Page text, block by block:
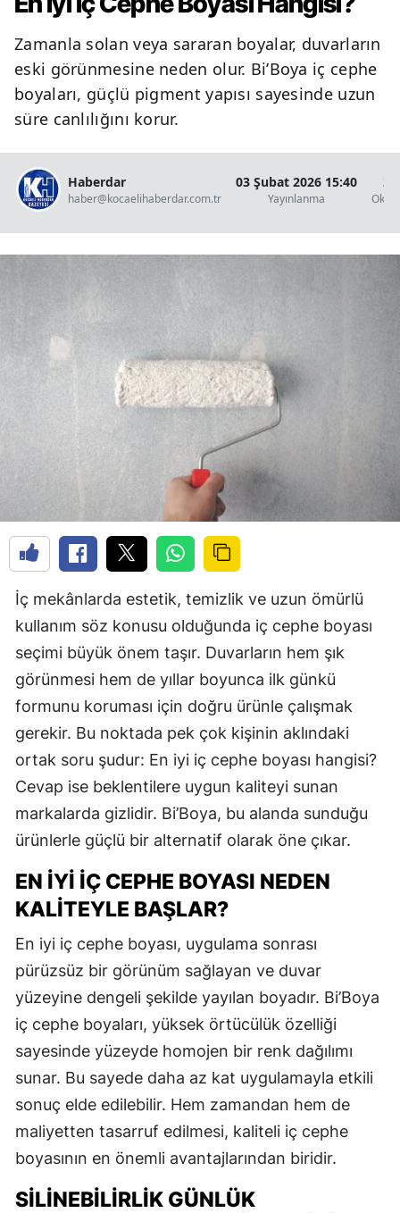
Zamanla solan veya sararan boyalar, duvarların
eski görünmesine neden olur. Bi’Boya iç cephe
boyaları, güçlü pigment yapısı sayesinde uzun
süre canlılığını korur.
Haberdar
haber@kocaelihaberdar.com.tr
03 Şubat 2026 15:40
Yayınlanma
2
İç mekânlarda estetik, temizlik ve uzun ömürlü
kullanım söz konusu olduğunda iç cephe boyası
seçimi büyük önem taşır. Duvarların hem şık
görünmesi hem de yıllar boyunca ilk günkü
formunu koruması için doğru ürünle çalışmak
gerekir. Bu noktada pek çok kişinin aklındaki
ortak soru şudur: En iyi iç cephe boyası hangisi?
Cevap ise beklentilere uygun kaliteyi sunan
markalarda gizlidir. Bi’Boya, bu alanda sunduğu
ürünlerle güçlü bir alternatif olarak öne çıkar.
EN İYI İÇ CEPHE BOYASI NEDEN
KALITEYLE BAŞLAR?
En iyi iç cephe boyası, uygulama sonrası
pürüzsüz bir görünüm sağlayan ve duvar
yüzeyine dengeli şekilde yayılan boyadır. Bi’Boya
iç cephe boyaları, yüksek örtücülük özelliği
sayesinde yüzeyde homojen bir renk dağılımı
sunar. Bu sayede daha az kat uygulamayla etkili
sonuç elde edilebilir. Hem zamandan hem de
maliyetten tasarruf edilmesi, kaliteli iç cephe
boyasının en önemli avantajlarından biridir.
SILINEBILIRLIK GÜNLÜK